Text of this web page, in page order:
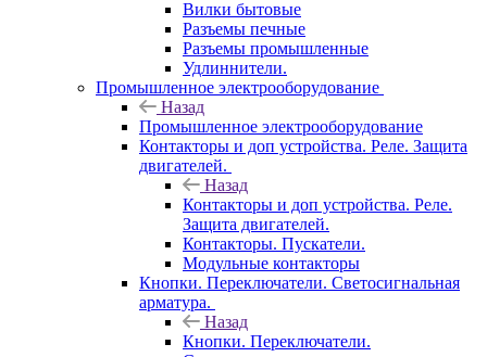
Вилки бытовые
Разъемы печные
Разъемы промышленные
Удлиннители.
Промышленное электрооборудование
Назад
Промышленное электрооборудование
Контакторы и доп устройства. Реле. Защита
двигателей.
Назад
Контакторы и доп устройства. Реле.
Защита двигателей.
Контакторы. Пускатели.
Модульные контакторы
Кнопки. Переключатели. Светосигнальная
арматура.
Назад
Кнопки. Переключатели.